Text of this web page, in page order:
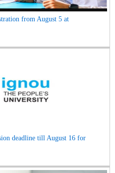
from August 5 at
deadline till August 16 for